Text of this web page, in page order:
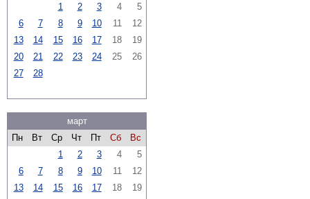
1
2 3 4
5
6
7 8 9 10 11
12
13
14 15 16 17 18
19
20
21 22 23 24 25
26
27
28
март
Пн
Вт Ср Чт Пт Сб
Вс
1
2 3 4
5
6
7 8 9 10 11
12
13
14 15 16 17 18
19